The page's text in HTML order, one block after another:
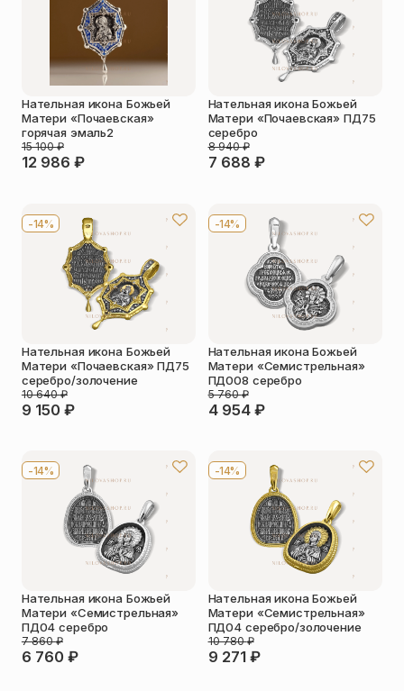
Нательная икона Божьей
Матери «Почаевская»
горячая эмаль2
12 986 ₽
15 100₽
Нательная икона Божьей
Матери «Почаевская» ПД75
серебро
7 688 ₽
8 940₽
-14%
Нательная икона Божьей
Матери «Почаевская» ПД75
серебро/золочение
9 150 ₽
10 640₽
-14%
Нательная икона Божьей
Матери «Семистрельная»
ПД008 серебро
4 954 ₽
5 760₽
-14%
Нательная икона Божьей
Матери «Семистрельная»
ПД04 серебро
6 760 ₽
7 860₽
-14%
Нательная икона Божьей
Матери «Семистрельная»
ПД04 серебро/золочение
9 271 ₽
10 780₽